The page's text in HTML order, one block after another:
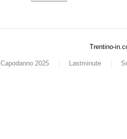
Trentino-
Capodanno 2025 Lastminute